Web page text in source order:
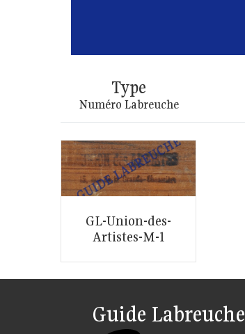
Type
Numéro Labreuche
GL-Union-des-
Artistes-M-1
Guide Labreuche